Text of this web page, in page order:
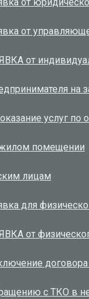
от
от
от
на
услуг
помещении
лицам
для
от
договора
с ТКО в